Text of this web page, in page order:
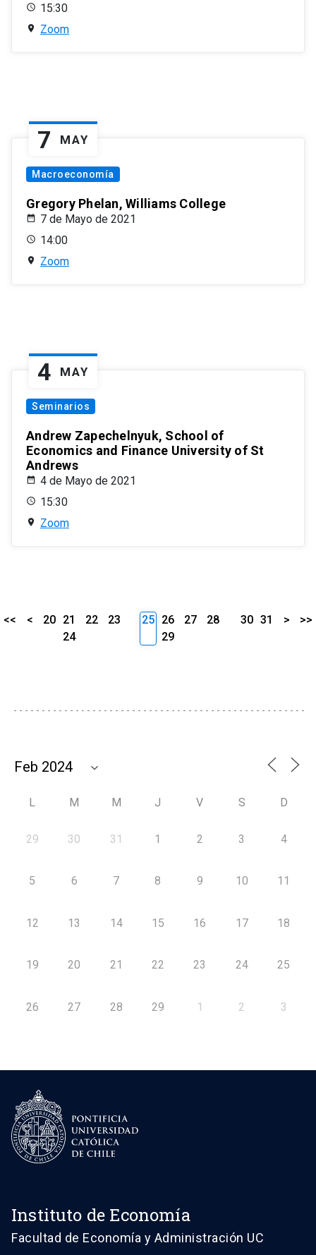
15:30
Zoom
7 MAY
Macroeconomía
Gregory Phelan, Williams College
7 de Mayo de 2021
14:00
Zoom
4 MAY
Seminarios
Andrew Zapechelnyuk, School of
Economics and Finance University of St
Andrews
4 de Mayo de 2021
15:30
Zoom
<< < 20 21 22
23
24
25 26 27
28
29
30 31 > >>
L M M J V S D
29 30 31 1 2 3 4
5 6 7 8 9 10 11
12 13 14 15 16 17 18
19 20 21 22 23 24 25
26 27 28 29 1 2 3
Instituto de Economía
Facultad de Economía y Administración UC